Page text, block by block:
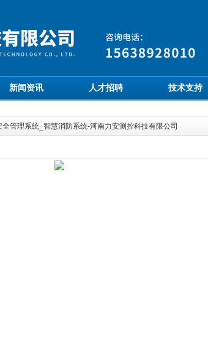
新闻资讯 人才招聘 技术支持
管理系统_智慧消防系统-河南力安测控科技有限公司